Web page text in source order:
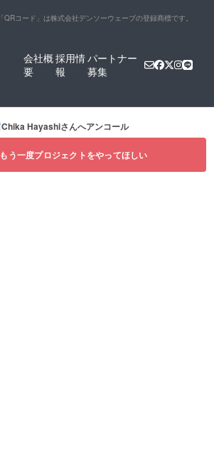
「QRコード」は株式会社デンソーウェーブの登録商標です。
会社概
要
採用情
報
パートナー
募集
Chika Hayashiさんへアンコール
もう一度プロジェクトをやってほしい